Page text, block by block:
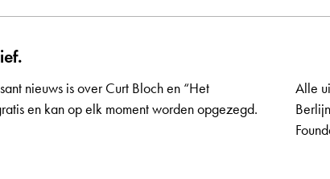
nieuws is over Curt Bloch en “Het
en kan op elk moment worden opgezegd.
Alle